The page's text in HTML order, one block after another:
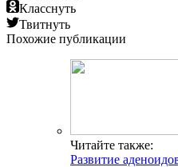
Класснуть
Твитнуть
Похожие публикации
Читайте также:
Развитие